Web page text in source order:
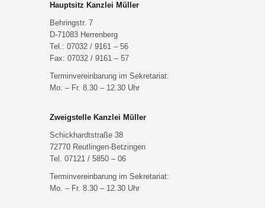
Hauptsitz Kanzlei Müller
Behringstr. 7
D-71083 Herrenberg
Tel.: 07032 / 9161 – 56
Fax: 07032 / 9161 – 57
Terminvereinbarung im Sekretariat:
Mo. – Fr. 8.30 – 12.30 Uhr
Zweigstelle Kanzlei Müller
Schickhardtstraße 38
72770 Reutlingen-Betzingen
Tel. 07121 / 5850 – 06
Terminvereinbarung im Sekretariat:
Mo. – Fr. 8.30 – 12.30 Uhr